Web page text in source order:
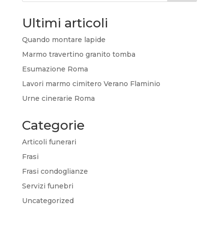
Ultimi articoli
Quando montare lapide
Marmo travertino granito tomba
Esumazione Roma
Lavori marmo cimitero Verano Flaminio
Urne cinerarie Roma
Categorie
Articoli funerari
Frasi
Frasi condoglianze
Servizi funebri
Uncategorized